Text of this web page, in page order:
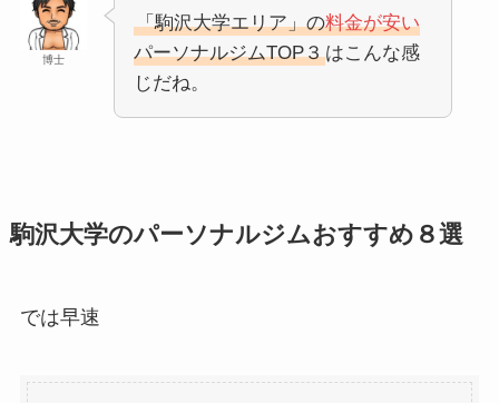
博士
「駒沢大学エリア」の料金が安い
パーソナルジムTOP３はこんな感
じだね。
駒沢大学のパーソナルジムおすすめ８選
では早速